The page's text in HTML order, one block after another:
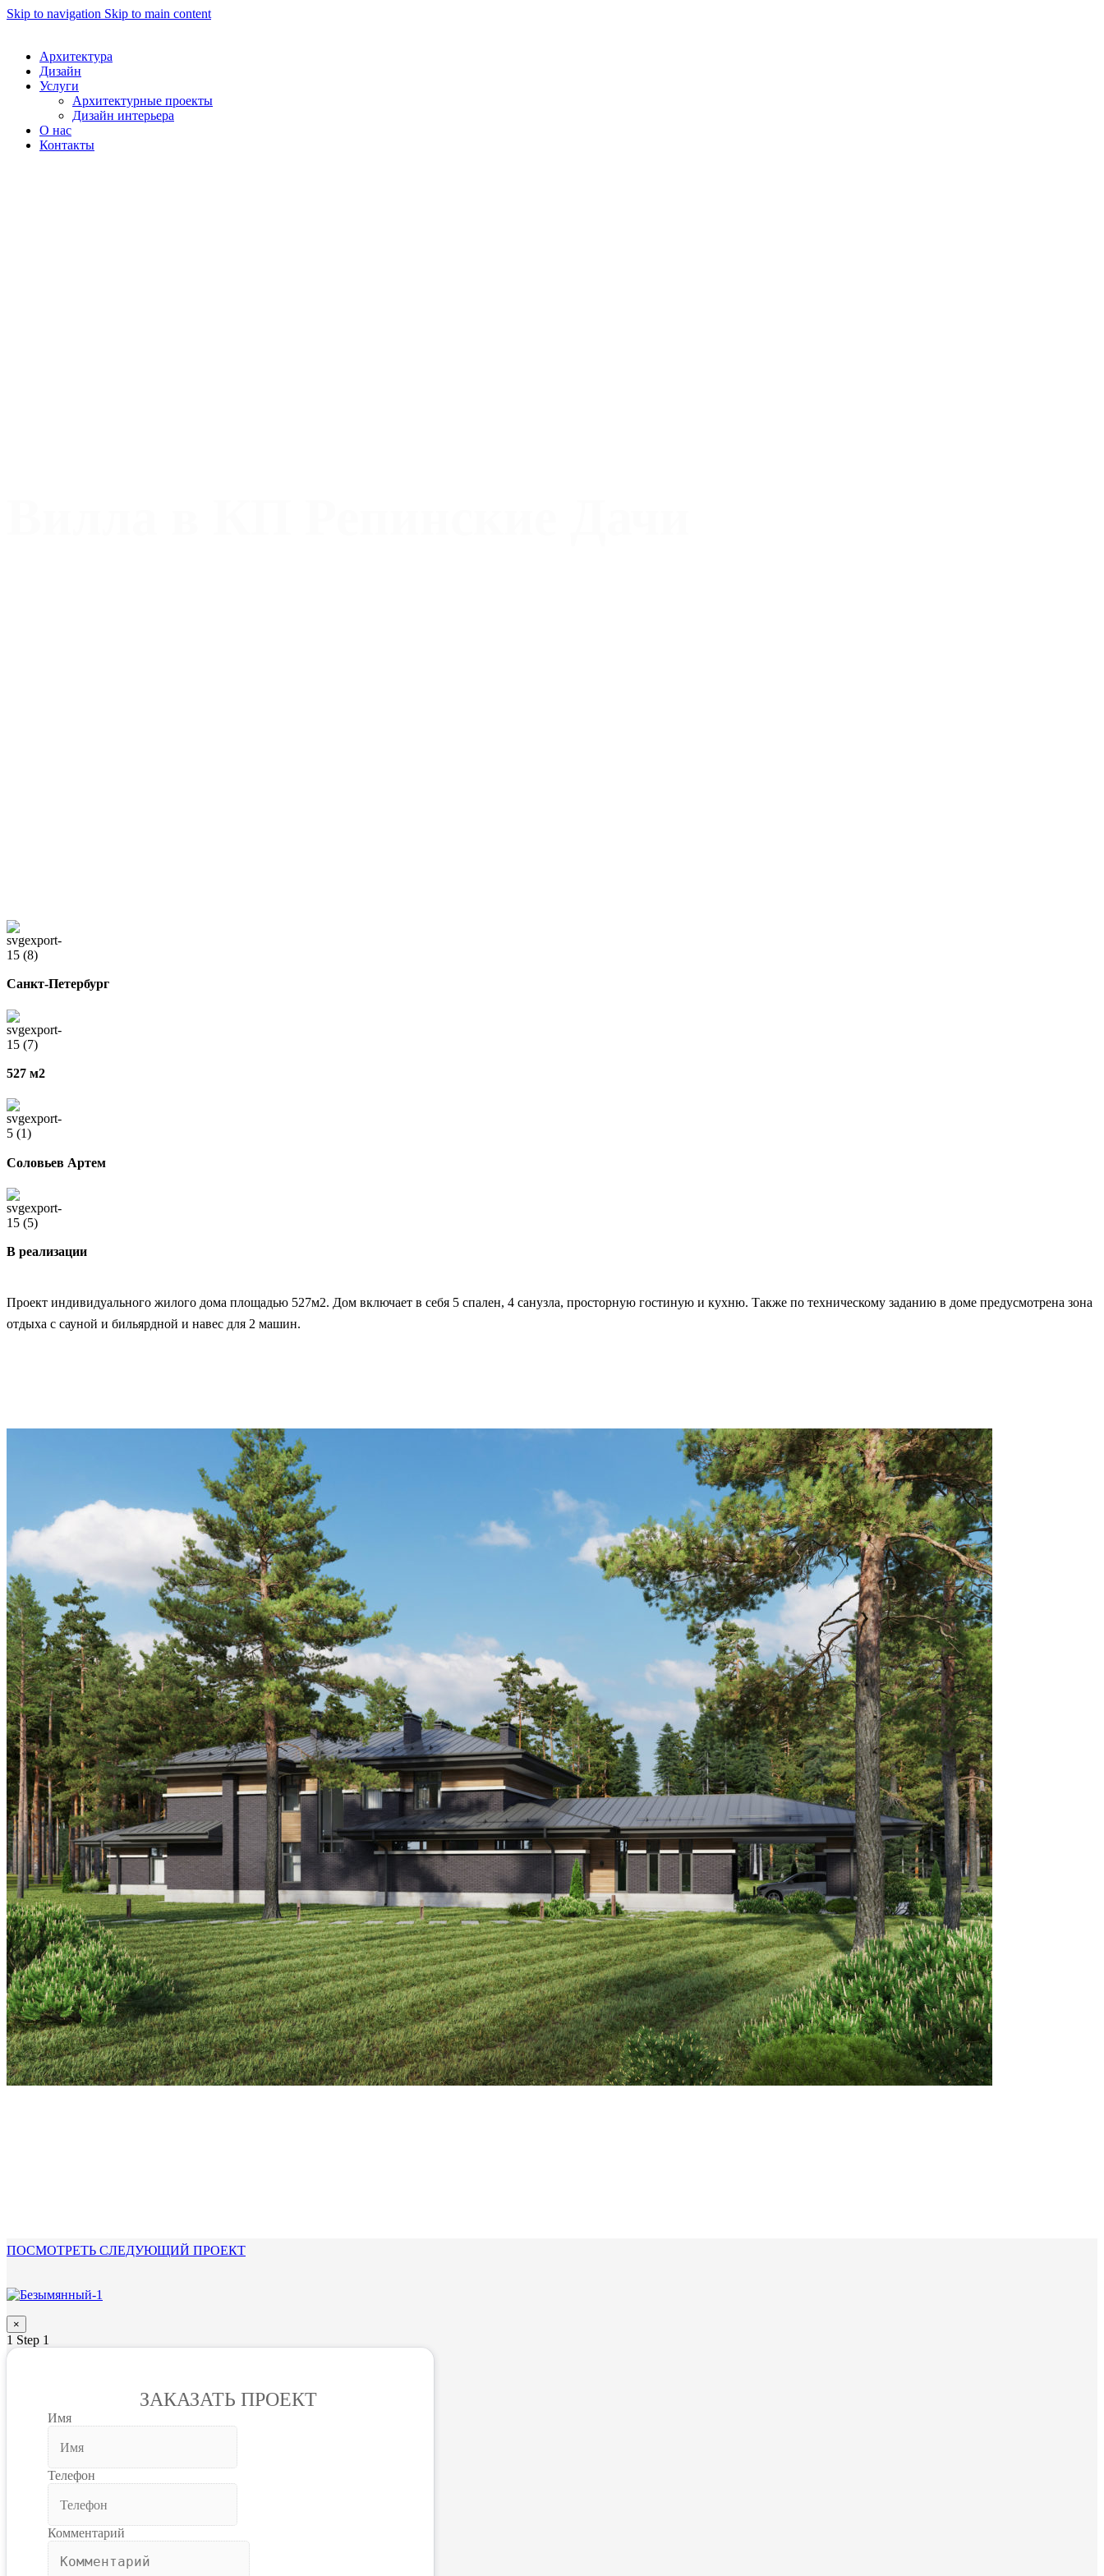
Skip to navigation Skip to main content
Архитектура
Дизайн
Услуги
Архитектурные проекты
Дизайн интерьера
О нас
Контакты
Санкт-Петербург
527 м2
Соловьев Артем
В реализации
Проект индивидуального жилого дома площадью 527м2. Дом включает в себя 5 спален, 4 санузла, просторную гостиную и кухню. Также по техническому заданию в доме предусмотрена зона
отдыха с сауной и бильярдной и навес для 2 машин.
ПОСМОТРЕТЬ СЛЕДУЮЩИЙ ПРОЕКТ
×
1 Step 1
ЗАКАЗАТЬ ПРОЕКТ
Имя
Телефон
Комментарий